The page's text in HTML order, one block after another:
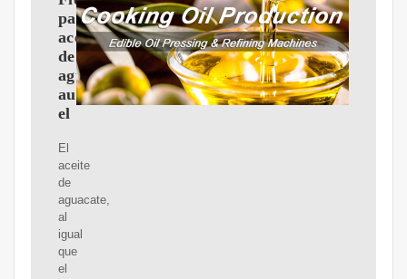
para
aceite
de
aguacate
aumenta
el
El
aceite
de
aguacate,
al
igual
que
el